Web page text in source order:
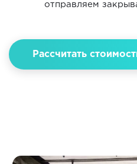
отправляем
Рассчитать